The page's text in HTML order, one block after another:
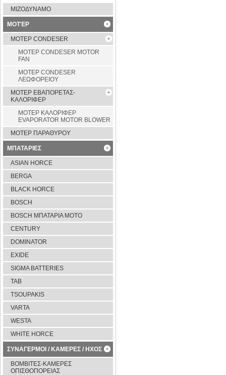
ΜΙΖΟΔΥΝΑΜΟ
ΜΟΤΈΡ
ΜΟΤΕΡ CONDESER
ΜΟΤΕΡ CONDESER MOTOR
FAN
ΜΟΤΕΡ CONDESER
ΛΕΩΦΟΡΕΙΟΥ
ΜΟΤΕΡ ΕΒΑΠΟΡΕΤΑΣ-
ΚΑΛΟΡΙΦΕΡ
ΜΟΤΕΡ ΚΑΛΟΡΙΦΕΡ
EVAPORATOR MOTOR BLOWER
ΜΟΤΕΡ ΠΑΡΑΘΥΡΟΥ
ΜΠΑΤΑΡΙΕΣ
ASIAN HORCE
BERGA
BLACK HORCE
BOSCH
BOSCH ΜΠΑΤΑΡΙΑ ΜΟΤΟ
CENTURY
DOMINATOR
EXIDE
SIGMA BATTERIES
TAB
TSOUPAKIS
VARTA
WESTA
WHITE HORCE
ΣΥΝΑΓΕΡΜΟΙ / ΚΑΜΕΡΕΣ / ΗΧΟΣ
ΒΟΜΒΙΤΕΣ-ΚΑΜΕΡΕΣ
ΟΠΙΣΘΟΠΟΡΕΙΑΣ